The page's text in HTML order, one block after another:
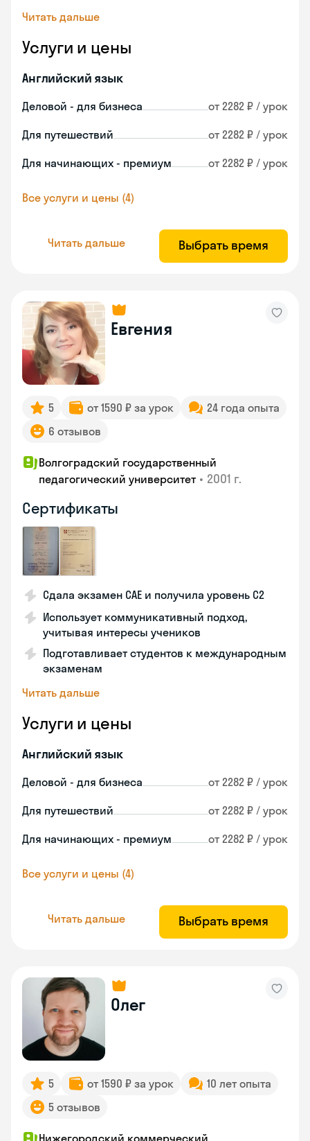
Читать дальше
Услуги и цены
Английский язык
Деловой - для бизнеса от 2282 ₽ / урок
Для путешествий от 2282 ₽ / урок
Для начинающих - премиум от 2282 ₽ / урок
Все услуги и цены (4)
Читать дальше Выбрать время
Евгения
5 от 1590 ₽ за урок
24 года опыта
6 отзывов
Волгоградский государственный
педагогический университет • 2001 г.
Сертификаты
Сдала экзамен CAE и получила уровень С2
Использует коммуникативный подход,
учитывая интересы учеников
Подготавливает студентов к международным
экзаменам
Читать дальше
Услуги и цены
Английский язык
Деловой - для бизнеса от 2282 ₽ / урок
Для путешествий от 2282 ₽ / урок
Для начинающих - премиум от 2282 ₽ / урок
Все услуги и цены (4)
Читать дальше Выбрать время
Олег
5 от 1590 ₽ за урок
10 лет опыта
5 отзывов
Нижегородский коммерческий